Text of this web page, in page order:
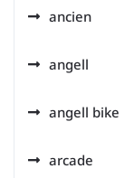
ancien
angell
angell bike
arcade